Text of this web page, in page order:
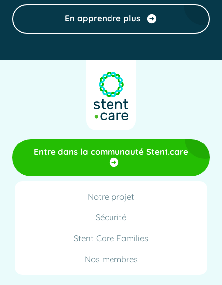
En apprendre plus
Entre dans la communauté Stent.care
Notre projet
Sécurité
Stent Care Families
Nos membres